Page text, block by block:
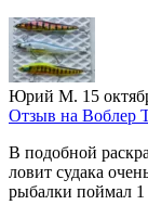
Юрий М. 15
Отзыв на Воблер
В подобной
ловит судака
рыбалки поймал 1